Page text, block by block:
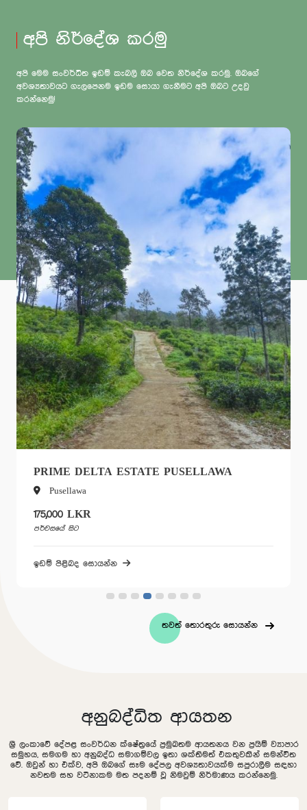
අපි නිර්දේශ කරමු
අපි මෙම සංවර්ධිත ඉඩම් කැබලි ඔබ වෙත නිර්දේශ කරමු. ඔබගේ
අවශ්‍යතාවයට ගැලපෙනම ඉඩම සොයා ගැනීමට අපි ඔබට උදවු
කරන්නෙමු!
PRIME UP TOWN - PERADENIYA
375,000 LKR
පර්චසයේ සිට
ඉඩම් පිළිබද සොයන්න
තවත් තොරතුරු සොයන්න
අනුබද්ධිත ආයතන
ශ්‍රී ලංකාවේ දේපළ සංවර්ධන ක්ෂේත්‍රයේ ප්‍රමුඛතම ආයතනය වන ප්‍රයිම් ව්‍යාපාර
සමුහය, සමගම හා අනුබද්ධ සමාගම්වල ඉතා ශක්තිමත් එකතුවකින් සමන්විත
වේ. ඔවුන් හා එක්ව, අපි ඔබගේ සෑම දේපල අවශ්‍යතාවයක්ම සපුරාලීම සඳහා
නවතම සහ වටිනාකම මත පදනම් වූ නිමවුම් නිර්මාණය කරන්නෙමු.